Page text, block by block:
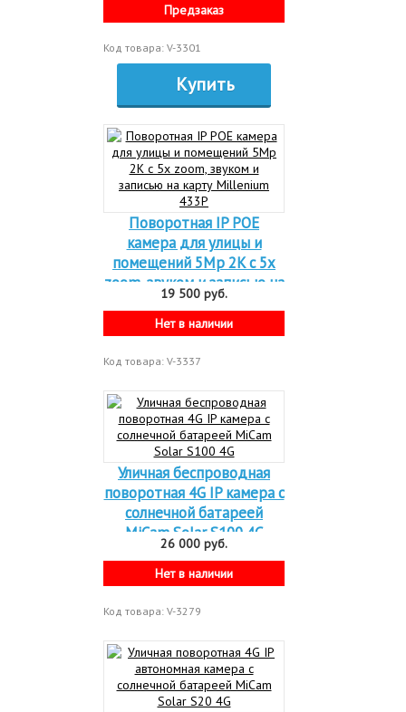
Предзаказ
Код товара: V-3301
Купить
Поворотная IP POE
камера для улицы и
помещений 5Mp 2K c 5x
zoom, звуком и записью на
карту Millenium 433P
19 500 руб.
Нет в наличии
Код товара: V-3337
Уличная беспроводная
поворотная 4G IP камера с
солнечной батареей
MiCam Solar S100 4G
26 000 руб.
Нет в наличии
Код товара: V-3279